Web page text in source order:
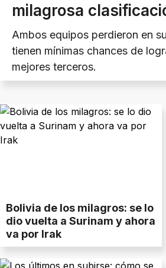
milagrosa
Ambos equipos perdieron en
tienen mínimas chances de
mejores terceros.
Bolivia de los milagros: se lo
dio vuelta a Surinam y ahora
va por Irak